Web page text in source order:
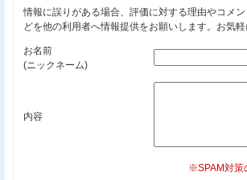
情報に誤りがある場合、評価に対する理由やコメ
どを他の利用者へ情報提供をお願いします。お気軽
お名前
(ニックネーム)
内容
※SPAM対策